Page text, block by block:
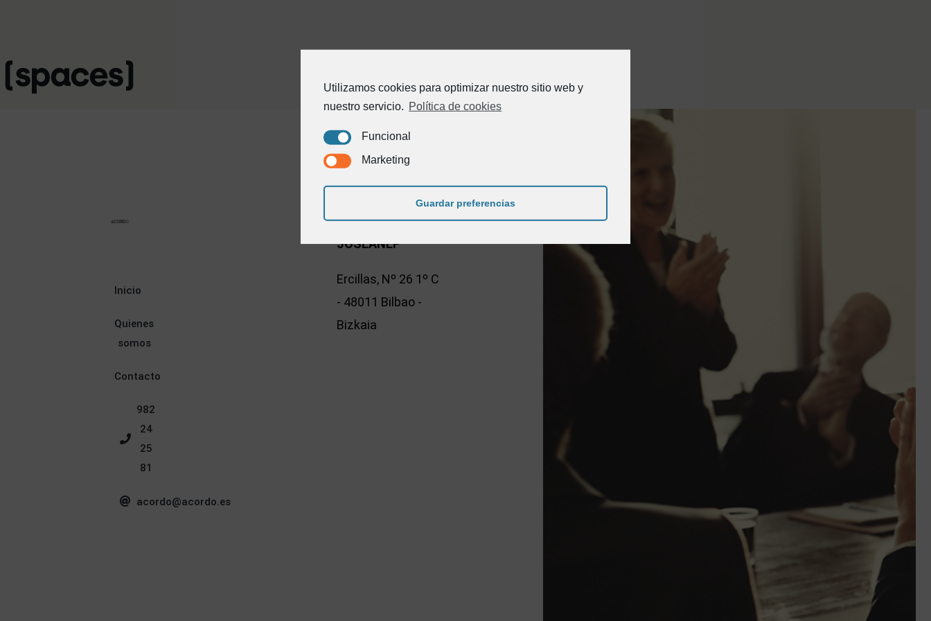
Utilizamos cookies para optimizar nuestro sitio web y
nuestro servicio. Política de cookies
Funcional
Marketing
Guardar preferencias
Inicio
Quienes
somos
Contacto
982
24
25
81
acordo@acordo.es
JOSEANEP
Ercillas, Nº 26 1º C
- 48011 Bilbao -
Bizkaia